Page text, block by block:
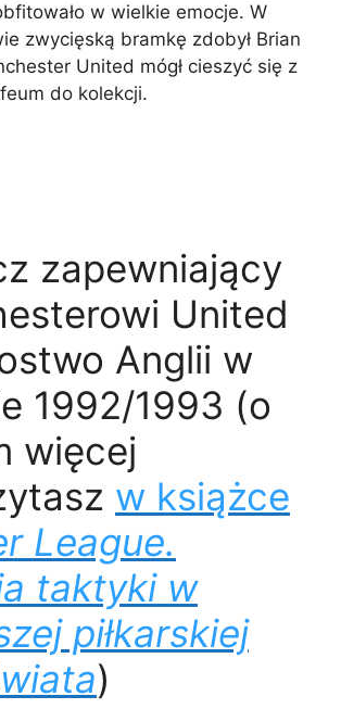
w wielkie emocje. W
zwycięską bramkę zdobył Brian
United mógł cieszyć się z
do kolekcji.
zapewniający
United
Anglii w
1992/1993 (o
więcej
w książce
League.
taktyki w
piłkarskiej
)